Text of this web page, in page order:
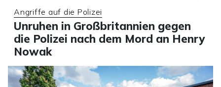
Angriffe auf die Polizei
Unruhen in Großbritannien gegen
die Polizei nach dem Mord an Henry
Nowak